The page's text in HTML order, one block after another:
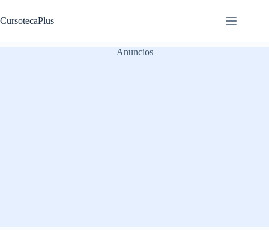
al
contenido
CursotecaPlus
Anuncios